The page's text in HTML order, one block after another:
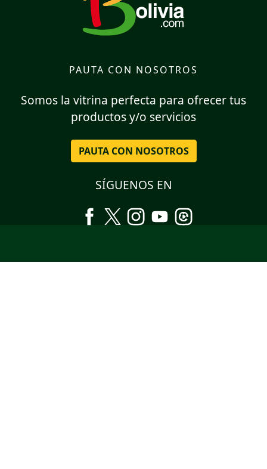
PAUTA CON NOSOTROS
Somos la vitrina perfecta para ofrecer tus
productos y/o servicios
PAUTA CON NOSOTROS
SÍGUENOS EN